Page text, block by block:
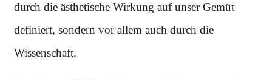
durch die ästhetische Wirkung auf unser Gemüt
definiert, sondern vor allem auch durch die
Wissenschaft.